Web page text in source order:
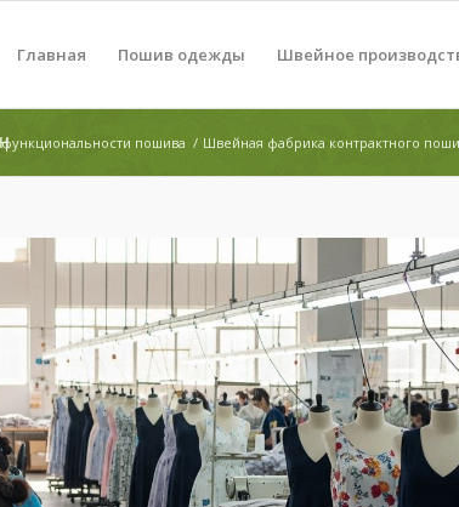
Главная Пошив одежды Швейное
пошива / Швейная фабрика контрактного